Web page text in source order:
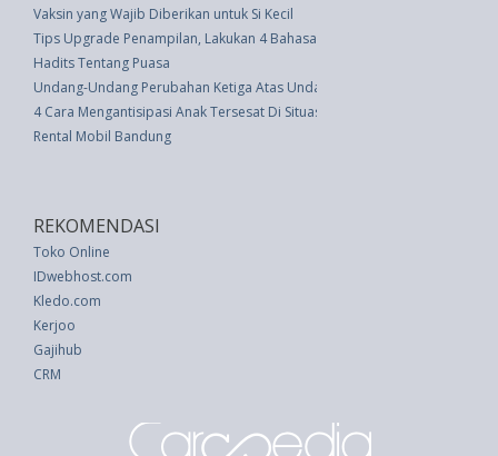
Vaksin yang Wajib Diberikan untuk Si Kecil
Tips Upgrade Penampilan, Lakukan 4 Bahasa Tubuh �Micro-Moves� Ini
Hadits Tentang Puasa
Undang-Undang Perubahan Ketiga Atas Undang-undang Nomor 7 Tahun
4 Cara Mengantisipasi Anak Tersesat Di Situasi Keramaian
Rental Mobil Bandung
REKOMENDASI
Toko Online
IDwebhost.com
Kledo.com
Kerjoo
Gajihub
CRM